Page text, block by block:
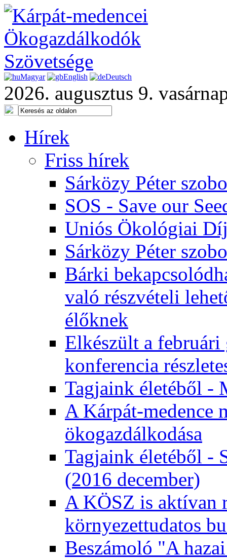
Magyar English Deutsch
2026. augusztus 9.
Hírek
Friss hírek
Sárközy Péter
SOS - Save our
Uniós Ökológiai
Sárközy Péter
Bárki
való részvételi
élőknek
Elkészült a
konferencia
Tagjaink életéből -
A Kárpát-medence
ökogazdálkodása
Tagjaink életéből -
(2016 december)
A KÖSZ is aktívan
környezettudatos
Beszámoló "A